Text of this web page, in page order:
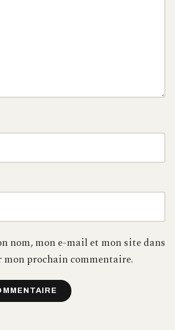
nom, mon e-mail et mon site dans
prochain commentaire.